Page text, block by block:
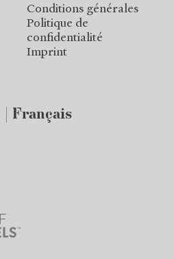
Conditions générales
Politique de
confidentialité
Imprint
Français